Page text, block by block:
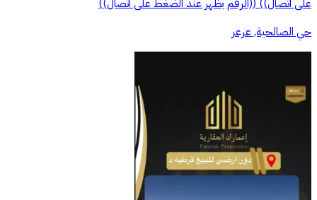
على اتصال)) ((الرقم يظهر عند الضغط على اتصال))
حي الصالحية, عرعر